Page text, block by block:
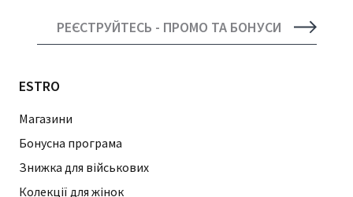
РЕЄСТРУЙТЕСЬ - ПРОМО ТА БОНУСИ
ESTRO
Магазини
Бонусна програма
Знижка для військових
Колекції для жінок